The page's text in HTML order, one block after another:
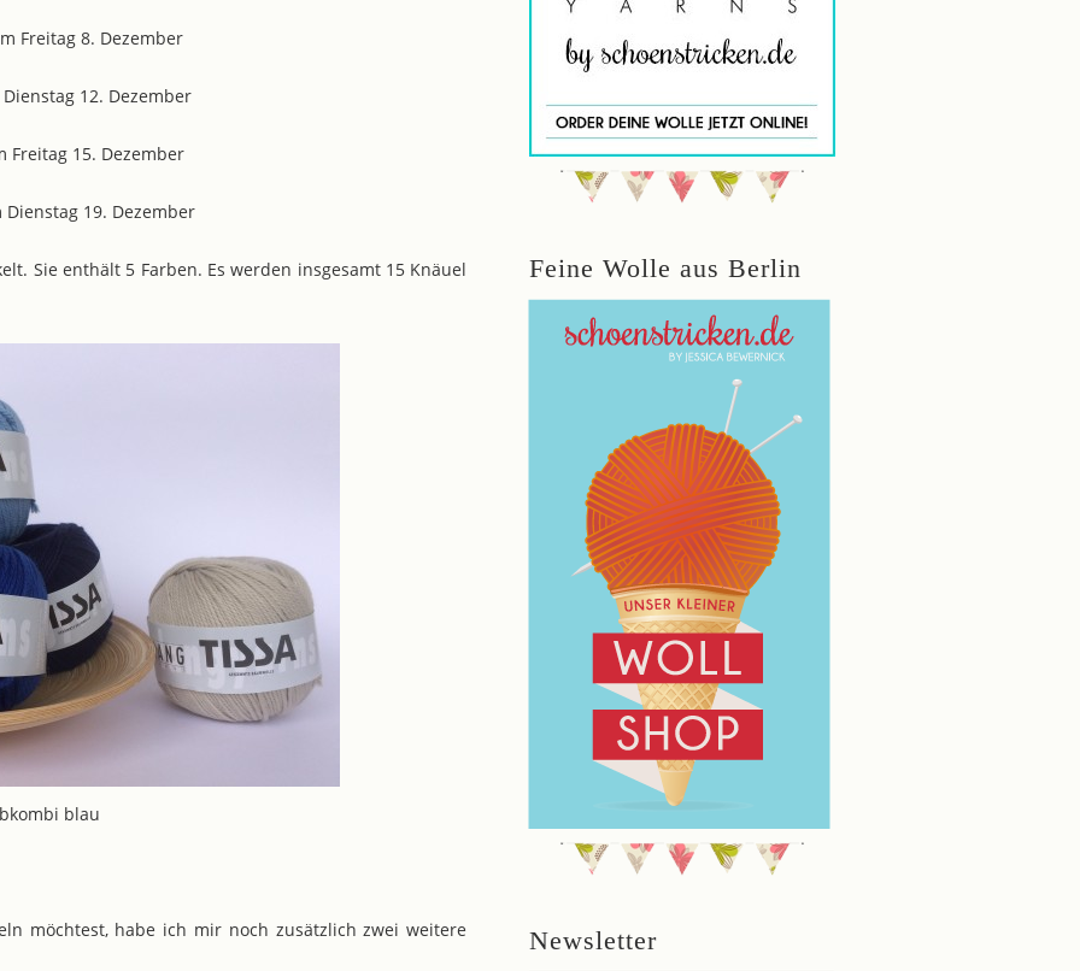
Freitag 8. Dezember
12. Dezember
Freitag 15. Dezember
19. Dezember
Sie enthält 5 Farben. Es werden insgesamt 15 Knäuel
blau
möchtest, habe ich mir noch zusätzlich zwei weitere
Feine Wolle aus Berlin
Newsletter